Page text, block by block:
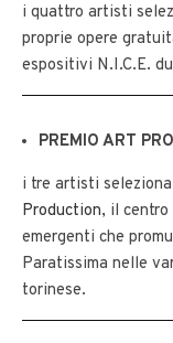
i quattro artisti
proprie opere
espositivi N.I.C.E.
PREMIO ART
i tre artisti
Production, il
emergenti che
Paratissima nelle
torinese.